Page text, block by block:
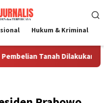
Hukum & Kriminal
Tanah Dilakukan Manajer